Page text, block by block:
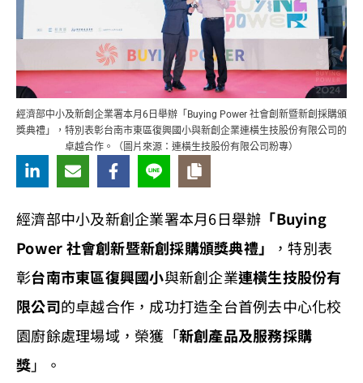
經濟部中小及新創企業署本月6日舉辦「Buying Power 社會創新暨新創採購頒
獎典禮」，特別表彰台南市東區復興國小與新創企業連橫生技股份有限公司的
卓越合作。（圖片來源：連橫生技股份有限公司粉專）
經濟部中小及新創企業署本月6日舉辦 「Buying
Power 社會創新暨新創採購頒獎典禮」
，特別表
彰台南市東區復興國小與新創企業連橫生技股份有
限公司的卓越合作，成功打造全台首例去中心化校
園廚餘處理場域，榮獲「新創產品及服務採購
獎」。